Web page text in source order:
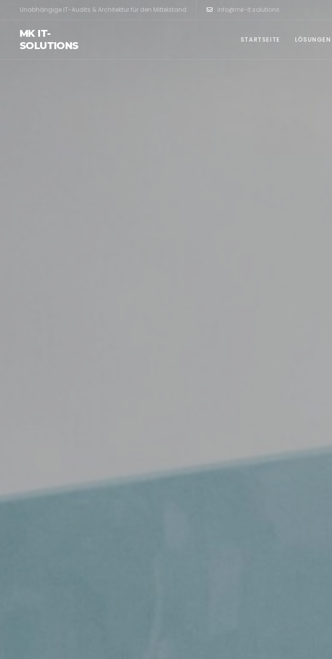
Unabhängige IT-Audits & Architektur für den Mittelstand info@mk-it.solutions
MK IT-
SOLUTIONS
STARTSEITE LÖSUNGEN